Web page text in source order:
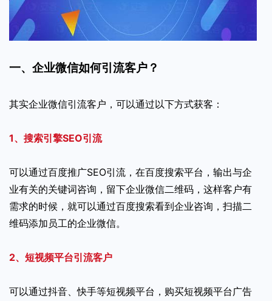
一、企业微信如何引流客户？
其实企业微信引流客户，可以通过以下方式获客：
1、搜索引擎SEO引流
可以通过百度推广SEO引流，在百度搜索平台，输出与企
业有关的关键词咨询，留下企业微信二维码，这样客户有
需求的时候，就可以通过百度搜索看到企业咨询，扫描二
维码添加员工的企业微信。
2、短视频平台引流客户
可以通过抖音、快手等短视频平台，购买短视频平台广告